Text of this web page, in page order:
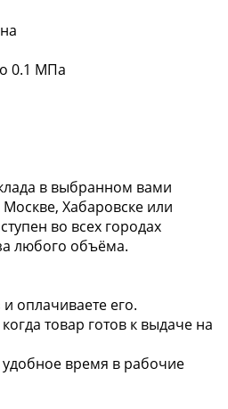
0.1 МПа
в выбранном вами
Хабаровске или
во всех городах
любого объёма.
оплачиваете его.
товар готов к выдаче на
удобное время в рабочие